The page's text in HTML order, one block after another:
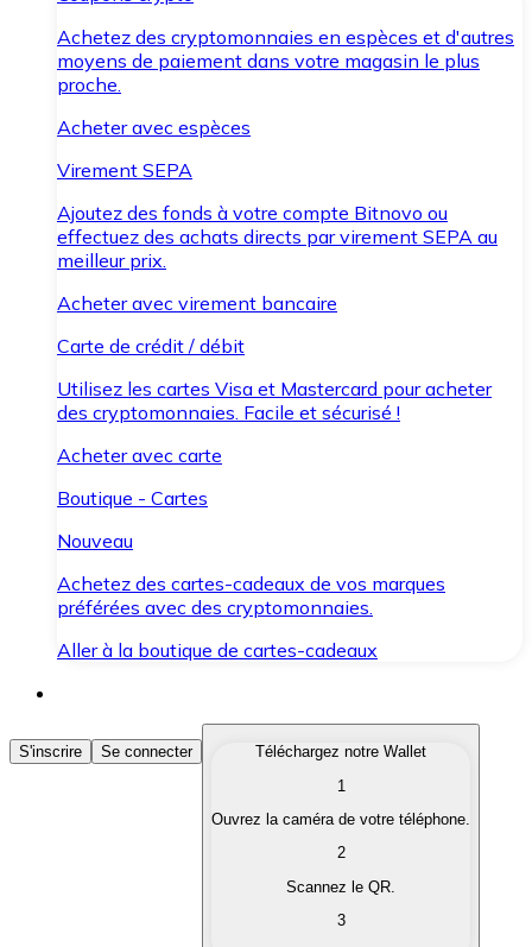
Achetez des cryptomonnaies en espèces et d'autres
moyens de paiement dans votre magasin le plus
proche.
Acheter avec espèces
Virement SEPA
Ajoutez des fonds à votre compte Bitnovo ou
effectuez des achats directs par virement SEPA au
meilleur prix.
Acheter avec virement bancaire
Carte de crédit / débit
Utilisez les cartes Visa et Mastercard pour acheter
des cryptomonnaies. Facile et sécurisé !
Acheter avec carte
Boutique - Cartes
Nouveau
Achetez des cartes-cadeaux de vos marques
préférées avec des cryptomonnaies.
Aller à la boutique de cartes-cadeaux
Acheter des Cryptomonnaies
Achetez les cryptomonnaies qui vous intéressent
Convertissez vos cryptomonnaies en monnaie
S'inscrire Se connecter
Téléchargez notre Wallet
1
Ouvrez la caméra de votre téléphone.
2
Scannez le QR.
3